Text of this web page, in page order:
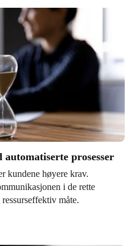
automatiserte prosesser
kundene høyere krav.
i de rette
måte.